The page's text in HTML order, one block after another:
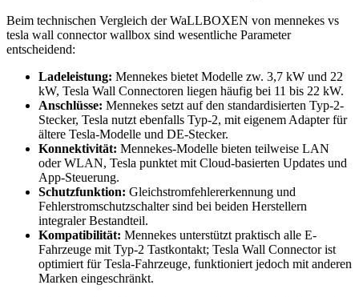
Beim technischen Vergleich der WaLLBOXEN von mennekes vs
tesla wall connector wallbox sind wesentliche Parameter
entscheidend:
Ladeleistung: Mennekes bietet Modelle zw. 3,7 kW und 22
kW, Tesla Wall Connectoren liegen häufig bei 11 bis 22 kW.
Anschlüsse: Mennekes setzt auf den standardisierten Typ-2-
Stecker, Tesla nutzt ebenfalls Typ-2, mit eigenem Adapter für
ältere Tesla-Modelle und DE-Stecker.
Konnektivität: Mennekes-Modelle bieten teilweise LAN
oder WLAN, Tesla punktet mit Cloud-basierten Updates und
App-Steuerung.
Schutzfunktion: Gleichstromfehlererkennung und
Fehlerstromschutzschalter sind bei beiden Herstellern
integraler Bestandteil.
Kompatibilität: Mennekes unterstützt praktisch alle E-
Fahrzeuge mit Typ-2 Tastkontakt; Tesla Wall Connector ist
optimiert für Tesla-Fahrzeuge, funktioniert jedoch mit anderen
Marken eingeschränkt.